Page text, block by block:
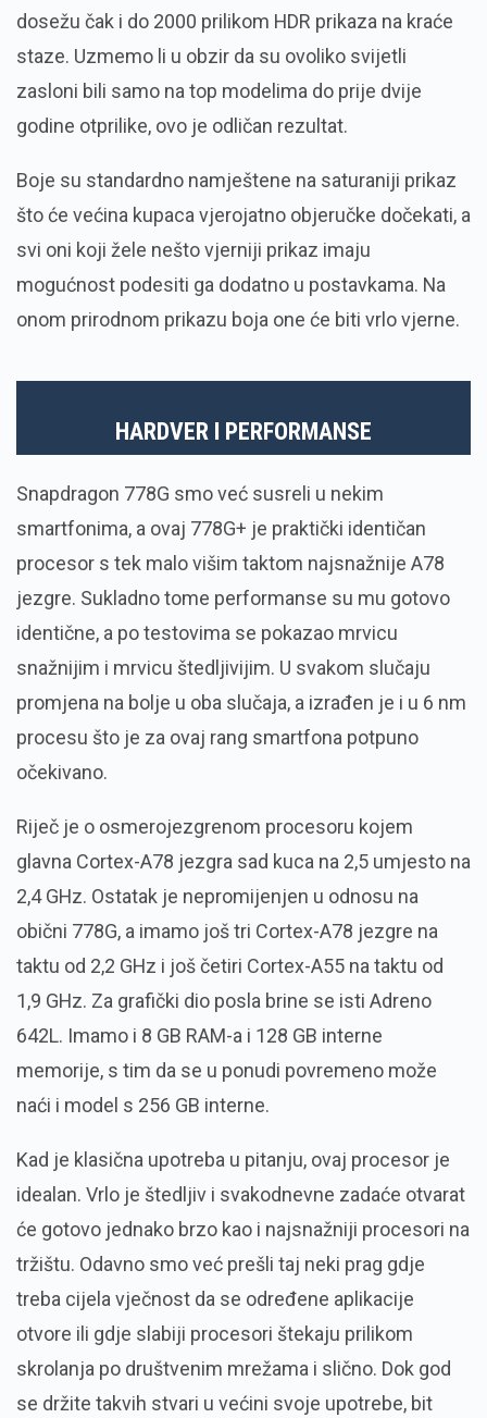
dosežu čak i do 2000 prilikom HDR prikaza na kraće
staze. Uzmemo li u obzir da su ovoliko svijetli
zasloni bili samo na top modelima do prije dvije
godine otprilike, ovo je odličan rezultat.
Boje su standardno namještene na saturaniji prikaz
što će većina kupaca vjerojatno objeručke dočekati, a
svi oni koji žele nešto vjerniji prikaz imaju
mogućnost podesiti ga dodatno u postavkama. Na
onom prirodnom prikazu boja one će biti vrlo vjerne.
HARDVER I PERFORMANSE
Snapdragon 778G smo već susreli u nekim
smartfonima, a ovaj 778G+ je praktički identičan
procesor s tek malo višim taktom najsnažnije A78
jezgre. Sukladno tome performanse su mu gotovo
identične, a po testovima se pokazao mrvicu
snažnijim i mrvicu štedljivijim. U svakom slučaju
promjena na bolje u oba slučaja, a izrađen je i u 6 nm
procesu što je za ovaj rang smartfona potpuno
očekivano.
Riječ je o osmerojezgrenom procesoru kojem
glavna Cortex-A78 jezgra sad kuca na 2,5 umjesto na
2,4 GHz. Ostatak je nepromijenjen u odnosu na
obični 778G, a imamo još tri Cortex-A78 jezgre na
taktu od 2,2 GHz i još četiri Cortex-A55 na taktu od
1,9 GHz. Za grafički dio posla brine se isti Adreno
642L. Imamo i 8 GB RAM-a i 128 GB interne
memorije, s tim da se u ponudi povremeno može
naći i model s 256 GB interne.
Kad je klasična upotreba u pitanju, ovaj procesor je
idealan. Vrlo je štedljiv i svakodnevne zadaće otvarat
će gotovo jednako brzo kao i najsnažniji procesori na
tržištu. Odavno smo već prešli taj neki prag gdje
treba cijela vječnost da se određene aplikacije
otvore ili gdje slabiji procesori štekaju prilikom
skrolanja po društvenim mrežama i slično. Dok god
se držite takvih stvari u većini svoje upotrebe, bit